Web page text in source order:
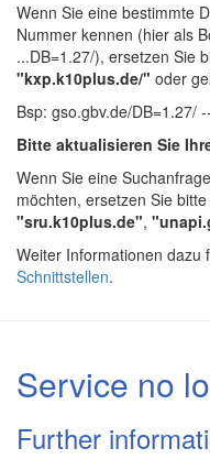
Wenn Sie eine bestimmte
Nummer kennen (hier als
...DB=1.27/), ersetzen Sie
"kxp.k10plus.de/" oder
Bsp: gso.gbv.de/DB=1.27/
Bitte aktualisieren Sie
Wenn Sie eine
möchten, ersetzen Sie bitte
"sru.k10plus.de",
Weiter Informationen dazu
Schnittstellen.
Service no
Further